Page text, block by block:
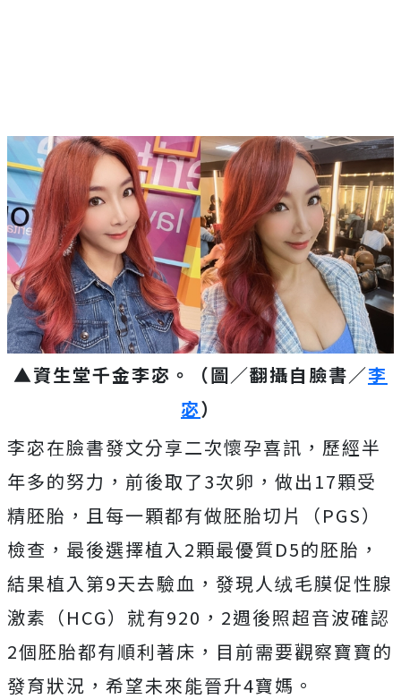
▲資生堂千金李宓。（圖／翻攝自臉書／李
宓）
李宓在臉書發文分享二次懷孕喜訊，歷經半
年多的努力，前後取了3次卵，做出17顆受
精胚胎，且每一顆都有做胚胎切片（PGS）
檢查，最後選擇植入2顆最優質D5的胚胎，
結果植入第9天去驗血，發現人绒毛膜促性腺
激素（HCG）就有920，2週後照超音波確認
2個胚胎都有順利著床，目前需要觀察寶寶的
發育狀況，希望未來能晉升4寶媽。